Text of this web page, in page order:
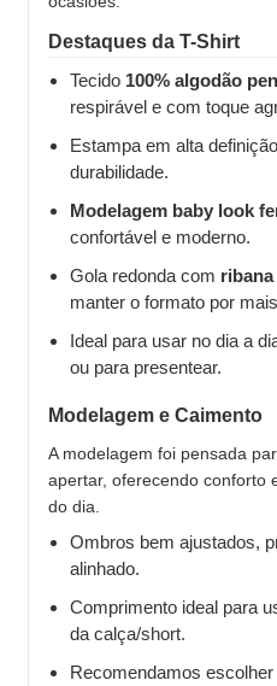
Destaques da T-Shirt
Tecido 100% algodão
respirável e com toque
Estampa em alta
durabilidade.
Modelagem baby look
confortável e moderno.
Gola redonda com
manter o formato por
Ideal para usar no dia a
ou para presentear.
Modelagem e Caimento
A modelagem foi pensada
apertar, oferecendo conforto
do dia.
Ombros bem ajustados,
alinhado.
Comprimento ideal para
da calça/short.
Recomendamos